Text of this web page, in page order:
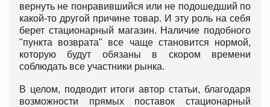
вернуть не понравившийся или не подошедший по
какой-то другой причине товар. И эту роль на себя
берет стационарный магазин. Наличие подобного
"пункта возврата" все чаще становится нормой,
которую будут обязаны в скором времени
соблюдать все участники рынка.
В целом, подводит итоги автор статьи, благодаря
возможности прямых поставок стационарный